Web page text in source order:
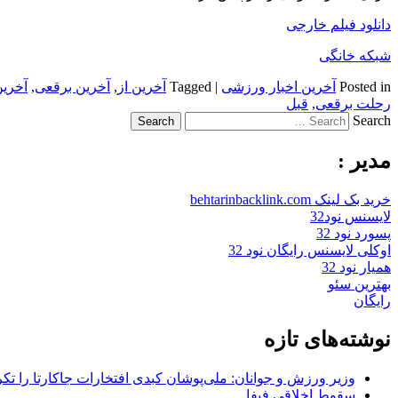
دانلود فیلم خارجی
شبکه خانگی
Posted in آخرین اخبار ورزشی |
Tagged آخرین از , آخرین برقعی,
رحلت برقعی, قبل
Search
مدیر :
خرید بک لینک behtarinbacklink.com
لایسنس نود32
پسورد نود 32
اوکلی لایسنس رایگان نود 32
همیار نود 32
بهترین سئو
رایگان
نوشته‌های تازه
وزیر ورزش و جوانان: ملی‌پوشان کبدی افتخارات جاکارتا را
سقوطِ اخلاقی فیفا